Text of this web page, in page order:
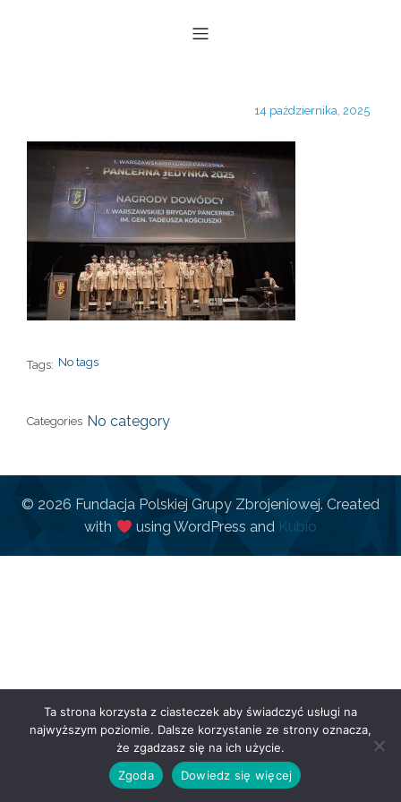
14 października, 2025
Tags: No tags
Categories No category
© 2026 Fundacja Polskiej Grupy Zbrojeniowej. Created
with
using WordPress and Kubio
Ta strona korzysta z ciasteczek aby świadczyć usługi na
najwyższym poziomie. Dalsze korzystanie ze strony oznacza,
że zgadzasz się na ich użycie.
Zgoda
Dowiedz się więcej